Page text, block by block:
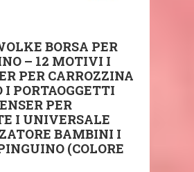
BORSA PER
– 12 MOTIVI I
PER CARROZZINA
I PORTAOGGETTI
PER
I UNIVERSALE
BAMBINI I
(COLORE